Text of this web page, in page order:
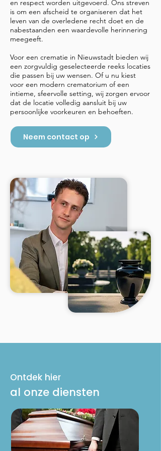
en respect worden uitgevoerd. Ons streven
is om een afscheid te organiseren dat het
leven van de overledene recht doet en de
nabestaanden een waardevolle herinnering
meegeeft.
Voor een crematie in Nieuwstadt bieden wij
een zorgvuldig geselecteerde reeks locaties
die passen bij uw wensen. Of u nu kiest
voor een modern crematorium of een
intieme, sfeervolle setting, wij zorgen ervoor
dat de locatie volledig aansluit bij uw
persoonlijke voorkeuren en behoeften.
Neem contact op
Ontdek hier
al onze diensten